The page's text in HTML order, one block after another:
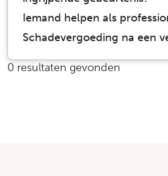
Iemand helpen als
Schadevergoeding na een
0 resultaten gevonden